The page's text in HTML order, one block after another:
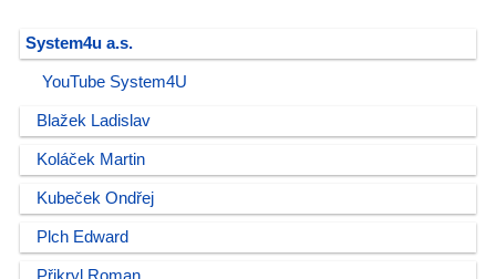
System4u a.s.
YouTube System4U
Blažek Ladislav
Koláček Martin
Kubeček Ondřej
Plch Edward